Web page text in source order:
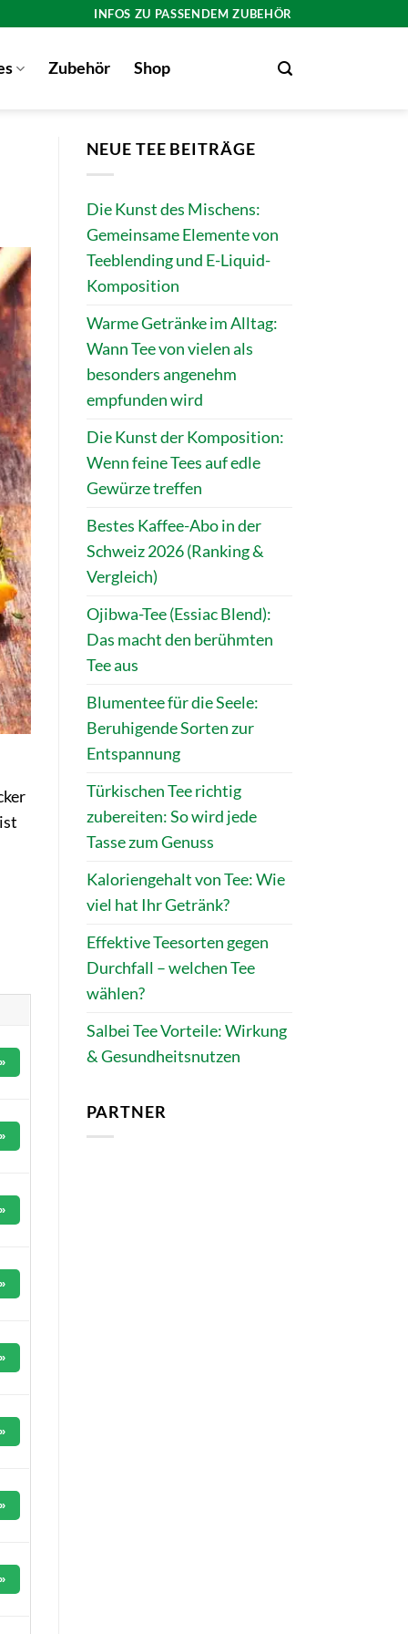
INFOS ZU PASSENDEM ZUBEHÖR
Zubehör Shop
NEUE TEE BEITRÄGE
Die Kunst des Mischens:
Gemeinsame Elemente von
Teeblending und E-Liquid-
Komposition
Warme Getränke im Alltag:
Wann Tee von vielen als
besonders angenehm
empfunden wird
Die Kunst der Komposition:
Wenn feine Tees auf edle
Gewürze treffen
Bestes Kaffee-Abo in der
Schweiz 2026 (Ranking &
Vergleich)
Ojibwa-Tee (Essiac Blend):
Das macht den berühmten
Tee aus
Blumentee für die Seele:
Beruhigende Sorten zur
Entspannung
Türkischen Tee richtig
zubereiten: So wird jede
Tasse zum Genuss
Kaloriengehalt von Tee: Wie
viel hat Ihr Getränk?
Effektive Teesorten gegen
Durchfall – welchen Tee
wählen?
Salbei Tee Vorteile: Wirkung
& Gesundheitsnutzen
PARTNER